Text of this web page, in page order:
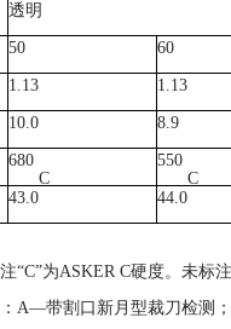
透明
50 60
1.13 1.13
10.0 8.9
680 550
43.0
C
44.0
C
注“C”为ASKER C硬度。未标
：A—带割口新月型裁刀检测